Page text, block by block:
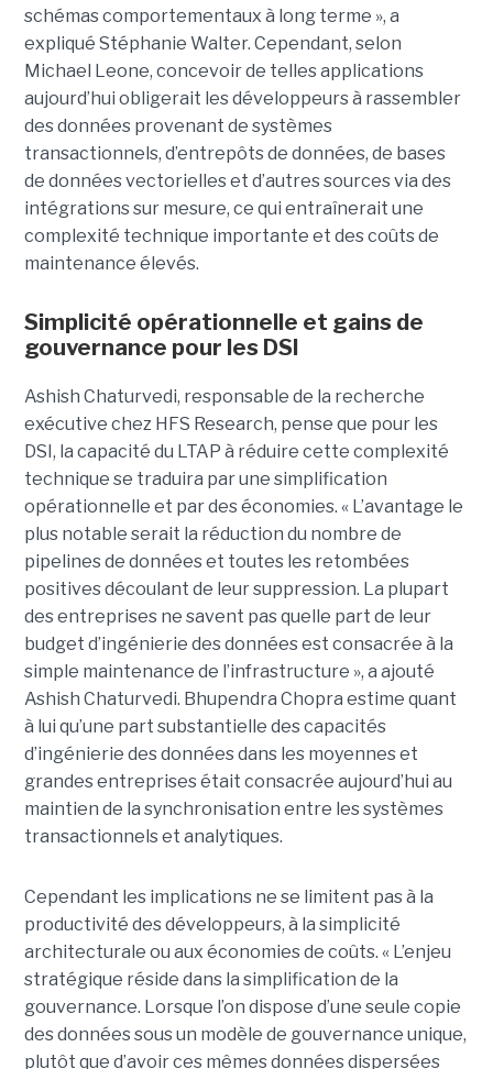
schémas comportementaux à long terme », a
expliqué Stéphanie Walter. Cependant, selon
Michael Leone, concevoir de telles applications
aujourd’hui obligerait les développeurs à rassembler
des données provenant de systèmes
transactionnels, d’entrepôts de données, de bases
de données vectorielles et d’autres sources via des
intégrations sur mesure, ce qui entraînerait une
complexité technique importante et des coûts de
maintenance élevés.
Simplicité opérationnelle et gains de
gouvernance pour les DSI
Ashish Chaturvedi, responsable de la recherche
exécutive chez HFS Research, pense que pour les
DSI, la capacité du LTAP à réduire cette complexité
technique se traduira par une simplification
opérationnelle et par des économies. « L’avantage le
plus notable serait la réduction du nombre de
pipelines de données et toutes les retombées
positives découlant de leur suppression. La plupart
des entreprises ne savent pas quelle part de leur
budget d’ingénierie des données est consacrée à la
simple maintenance de l’infrastructure », a ajouté
Ashish Chaturvedi. Bhupendra Chopra estime quant
à lui qu’une part substantielle des capacités
d’ingénierie des données dans les moyennes et
grandes entreprises était consacrée aujourd’hui au
maintien de la synchronisation entre les systèmes
transactionnels et analytiques.
Cependant les implications ne se limitent pas à la
productivité des développeurs, à la simplicité
architecturale ou aux économies de coûts. « L’enjeu
stratégique réside dans la simplification de la
gouvernance. Lorsque l’on dispose d’une seule copie
des données sous un modèle de gouvernance unique,
plutôt que d’avoir ces mêmes données dispersées